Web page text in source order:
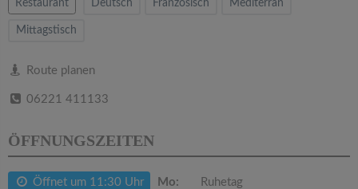
Restaurant Deutsch Französisch Mediterran
Mittagstisch
Route planen
06221 411133
ÖFFNUNGSZEITEN
Öffnet um 11:30 Uhr Mo: Ruhetag
t